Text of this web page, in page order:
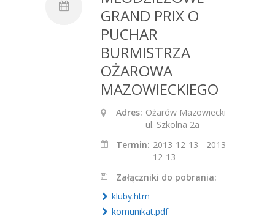
GRAND PRIX O
PUCHAR
BURMISTRZA
OŻAROWA
MAZOWIECKIEGO
Adres: Ożarów Mazowiecki
ul. Szkolna 2a
Termin: 2013-12-13 - 2013-
12-13
Załączniki do pobrania:
kluby.htm
komunikat.pdf